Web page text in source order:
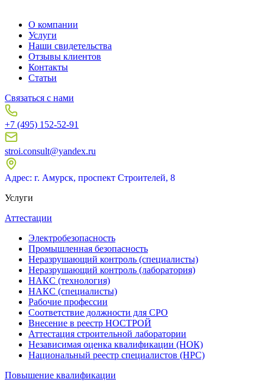
О компании
Услуги
Наши свидетельства
Отзывы клиентов
Контакты
Статьи
Связаться с нами
+7 (495) 152-52-91
stroi.consult@yandex.ru
Адрес: г. Амурск, проспект Строителей, 8
Услуги
Аттестации
Электробезопасность
Промышленная безопасность
Неразрушающий контроль (специалисты)
Неразрушающий контроль (лаборатория)
НАКС (технология)
НАКС (специалисты)
Рабочие профессии
Соответствие должности для СРО
Внесение в реестр НОСТРОЙ
Аттестация строительной лаборатории
Независимая оценка квалификации (НОК)
Национальный реестр специалистов (НРС)
Повышение квалификации